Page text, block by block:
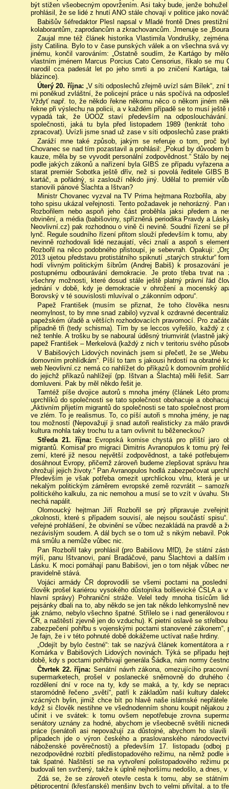
být stižen všeobecným opovržením. Asi taky bude, jenže
prohlásil, že se lidé z hnutí ANO stále chovají v politice jako
Babišův šéfredaktor Plesl napsal v Mladé frontě Dnes
kolaborantům, zaprodancům a zkrachovancům. Jmenuje se
Zaujal mne též článek historika Vlastimila Vondrušky,
jisty Catilina. Bylo to v čase punských válek a on všechna svá
jinému, končil varováním: „Ostatně soudím, že Kartágo by
vlastním jménem Marcus Porcius Cato Censorius, říkalo se mu
narodil cca padesát let po jeho smrti a po zničení Kartága,
blázince).
Úterý 20. října: „V síti odposlechů zřejmě uvízl sám Bílek“,
mi poněkud zvláštní, že policejní práce u nás spočívá na
Vždyť např. to, že někdo řekne někomu něco o někom jiném
řekne při výslechu na policii, a v každém případě se to musí
vypadá tak, že ÚOOZ staví především na
společnosti, jaká tu byla před listopadem 1989 (tenkrát
zpracovat). Uvízli jsme snad už zase v síti odposlechů zase
Zaráží mne také způsob, jakým se referuje o tom, proč
Chovanec se nad tím pozastavil a prohlásil: „Pokud by
kauze, měla by se vyvodit personální zodpovědnost.“ Stálo by
podle jakých zákonů a nařízení byla GIBS ze případu vyřazena
starat premiér Sobotka ještě dřív, než si povolá ředitele GIBS
kartáč, a pořádný, si zaslouží někdo jiný. Udělal to premiér
stanovili pánové Šlachta a Ištvan?
Ministr Chovanec vyzval na TV Prima hejtmana Rozbořila,
toho spisu ukázal veřejnosti. Tento požadavek je nehorázný.
Rozbořilem nebo aspoň jeho část proběhla jaksi předem a
obvinění, a média (babišoviny, spřízněná periodika Pravdy a
Neovlivní.cz) pak rozhodnou o vině či nevině. Soudní řízení se
lynč. Regule soudního řízení přitom slouží především k tomu,
nevinně rozhodovali lidé nezaujatí, věci znalí a aspoň s
Rozbořil na něco podobného přistoupí, je sebevrah. Opakuji:
2013 ujetou představu protistátního spiknutí „starých struktur“
hodí vlivným politickým šíbrům (Andrej Babiš) k prosazování
postupnému odbourávání demokracie. Je proto třeba trvat
všechny možnosti, které dosud stále ještě platný právní řád
jednání v době, kdy je demokracie v ohrožení a mocenský
Borovský v té souvislosti mluvíval o „zákonním odporu“.
Papež František (musím se přiznat, že toho člověka
neomylnost, to by mne snad zabilo) vyzval k ozdravné
papežském úřadě a větších rozhodovacích pravomocí. Pro
případně tři (tedy schisma). Tím by se leccos vyřešilo, každý z
než tenhle. A trošku by se naboural úděsný triumvirát (vlastně
papež František – Merkelová (každý z nich v teritoriu svého
V Babišových Lidových novinách jsem si přečetl, že se
domovním prohlídkám“. Píší to tam s jakousi hrdostí na obratné
web Neovlivní.cz nemá co nahlížet do příkazů k domovním
do jejichž příkazů nahlížejí (pp. Ištvan a Šlachta) měli řešit.
domluveni. Pak by měl někdo řešit je.
Tamtéž píše dvojice autorů s mnoha jmény (článek Léto
uprchlíků do společnosti se tato společnost obohacuje a
„Aktivním přijetím migrantů do společnosti se tato společnost
ve zlém. To je realismus. To, co píší autoři s mnoha jmény, je
tou možností (Nepovažují ji snad autoři realisticky za málo
kultura mohla taky trochu tu a tam ovlivnit tu běženeckou?
Středa 21. října:
Evropská komise chystá pro příští jaro
migrantů. Komisař pro migraci Dimitris Avranopulos k tomu prý
zemí, které již nesou největší zodpovědnost, a také
dosáhnout Evropy, přičemž zároveň budeme zlepšovat správu
ohrožují jejich životy.“ Pan Avranopulos hodlá zabezpečovat
Především je však potřeba omezit uprchlickou vlnu, která je
nekalým politickým záměrem evropské země rozvrátit –
politického kalkulu, za nic nemohou a musí se to vzít v úvahu.
nechá napálit.
Olomoucký hejtman Jiří Rozbořil se prý připravuje
„okolnosti, které s případem souvisí, ale nejsou součástí
veřejné prohlášení, že obvinění se vůbec nezakládá na pravdě a
nezávislým soudem. A dál bych se o tom už s nikým nebavil.
má smůlu a nemůže vůbec nic.
Pan Rozbořil taky prohlásil (pro Babišovu MfD), že státní
mýlí, panu Ištvanovi, paní Bradáčové, panu Šlachtovi a
Lásku. K moci pomáhají panu Babišovi, jen o tom nějak vůbec
pravidelně stává.
Vojáci armády ČR doprovodili se všemi poctami na
člověk prošel kariérou vysokého důstojníka bolševické ČSLA a
hlavní správy) Pohraniční stráže. Velel tedy mnoha tisícům
pejsánky dbali na to, aby někdo se jen tak někdo lehkomyslně
jak známo, nebylo všechno špatné. Střílelo se i nad
ČR, a naštěstí zjevně jen do vzduchu). K pietní oslavě se
zabezpečení pohřbu s vojenskými poctami stanovené
Je fajn, že i v této pohnuté době dokážeme uctívat naše hrdiny.
„Odejít by bylo čestné“: tak se nazývá článek komentátora
Komárka v Babišových Lidových novinách. Týká se případu
době, kdy s poctami pohřbívají generála Šádka, nám normy
Čtvrtek 22. října: Senátní návrh zákona, omezujícího
supermarketech, prošel v poslanecké sněmovně do
rozdělení dní v roce na ty, kdy se maká, a ty, kdy se
staromódně řečeno „světí“, patří k základům naší kultury
vzácných bylin, jimiž chce bít po hlavě naše islámské
když si člověk nestihne ve všednodenním shonu koupit
učinit i ve svátek: k tomu ovšem nepotřebuje zrovna
senátory uznány za hodné, abychom je všeobecně světili
práce (senátoři asi nepovažují za důstojné, abychom ho
případech jde o výron českého a praslovanského
náboženské pověrečnosti) a především 17. listopadu (odboj
nezodpovědné rozbití předlistopadového režimu, na němž podle
tak špatné. Naštěstí se na vytvoření polistopadového režimu
budovali ten svržený, takže k úplně nejhoršímu nedošlo, a dnes,
Zdá se, že se zároveň otevře cesta k tomu, aby se
pětiprocentní (křesťanské) menšiny bych to velmi přivítal, a to